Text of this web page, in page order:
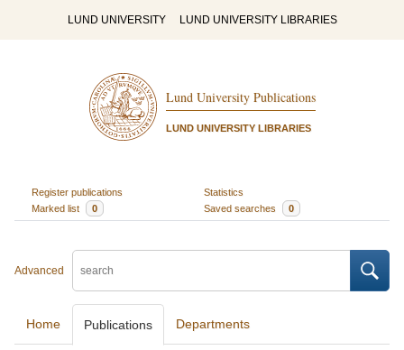
LUND UNIVERSITY LUND UNIVERSITY LIBRARIES
Lund University Publications
LUND UNIVERSITY LIBRARIES
Register publications
Statistics
Marked list
0 Saved searches 0
Advanced
Home Publications Departments